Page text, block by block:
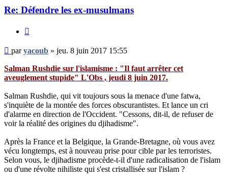
Re: Défendre les ex-musulmans
Message
non
lu
paryacoub » jeu. 8 juin 2017 15:55
Salman Rushdie sur l'islamisme : "Il faut arrêter cet
aveuglement stupide" L'Obs , jeudi 8 juin 2017.
Salman Rushdie, qui vit toujours sous la menace d'une fatwa,
s'inquiète de la montée des forces obscurantistes. Et lance un cri
d'alarme en direction de l'Occident. "Cessons, dit-il, de refuser de
voir la réalité des origines du djihadisme".
Après la France et la Belgique, la Grande-Bretagne, où vous avez
vécu longtemps, est à nouveau prise pour cible par les terroristes.
Selon vous, le djihadisme procède-t-il d'une radicalisation de l'islam
ou d'une révolte nihiliste qui s'est cristallisée sur l'islam ?